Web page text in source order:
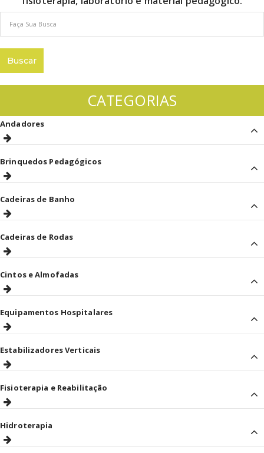
CATEGORIAS
Andadores
Brinquedos Pedagógicos
Cadeiras de Banho
Cadeiras de Rodas
Cintos e Almofadas
Equipamentos Hospitalares
Estabilizadores Verticais
Fisioterapia e Reabilitação
Hidroterapia